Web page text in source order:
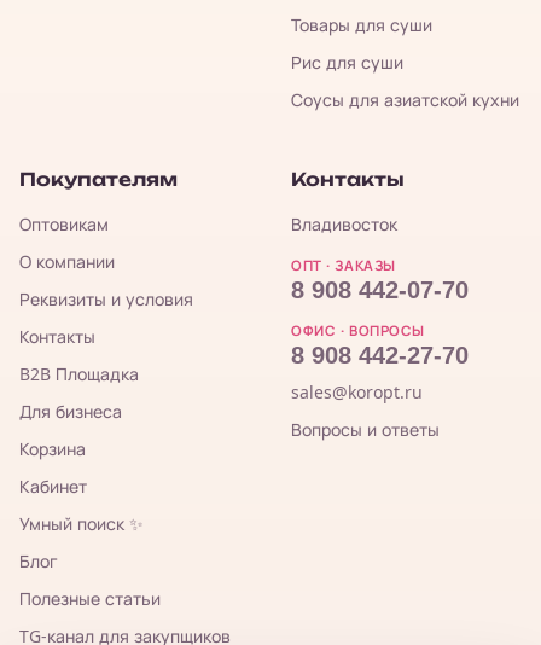
Товары для суши
Рис для суши
Соусы для азиатской кухни
Покупателям
Оптовикам
О компании
Реквизиты и условия
Контакты
B2B Площадка
Для бизнеса
Корзина
Кабинет
Умный поиск ✨
Блог
Полезные статьи
TG-канал для закупщиков
Контакты
Владивосток
ОПТ · ЗАКАЗЫ
8 908 442-07-70
ОФИС · ВОПРОСЫ
8 908 442-27-70
sales@koropt.ru
Вопросы и ответы